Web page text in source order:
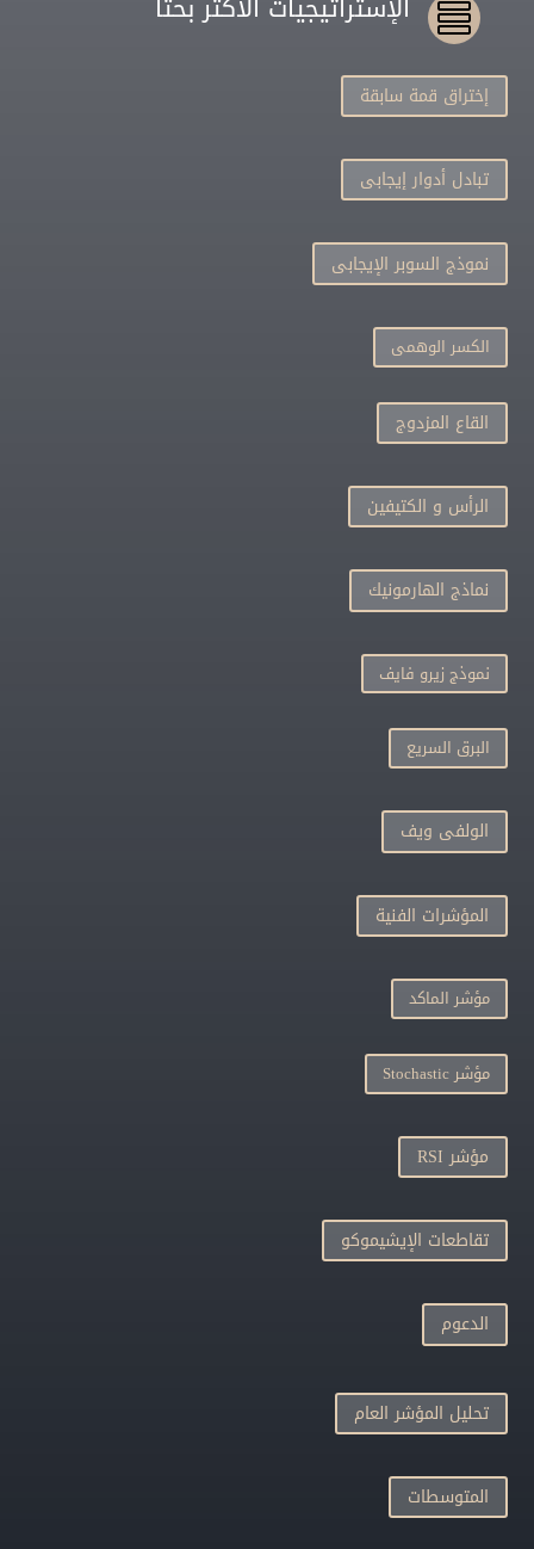

إختراق قمة سابقة
تبادل أدوار إيجابى
نموذج السوبر الإيجابى
الكسر الوهمى
القاع المزدوج
الرأس و الكتيفين
نماذج الهارمونيك
نموذج زيرو فايف
البرق السريع
الولفى ويف
المؤشرات الفنية
مؤشر الماكد
مؤشر Stochastic
مؤشر RSI
تقاطعات الإيشيموكو
الدعوم
تحليل المؤشر العام
المتوسطات